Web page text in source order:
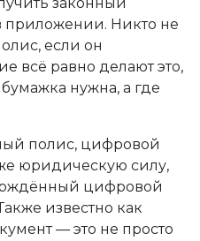
приложении. Никто не
если он
всё равно делают это,
нужна, а где
полис, цифровой
юридическую силу,
цифровой
известно как
— это не просто